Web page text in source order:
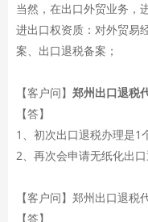
当然，在出口外贸业务，
进出口权资质：对外贸易
案、出口退税备案；
【客户问】 郑州出口退税
【答】
1、初次出口退税办理是1
2、再次会申请无纸化出
【客户问】郑州出口退税
【答】